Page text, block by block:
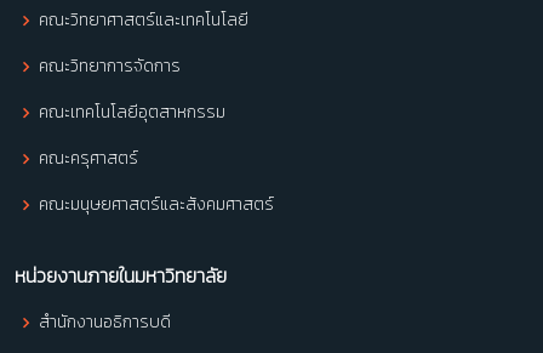
คณะวิทยาศาสตร์และเทคโนโลยี
คณะวิทยาการจัดการ
คณะเทคโนโลยีอุตสาหกรรม
คณะครุศาสตร์
คณะมนุษยศาสตร์และสังคมศาสตร์
หน่วยงานภายในมหาวิทยาลัย
สำนักงานอธิการบดี